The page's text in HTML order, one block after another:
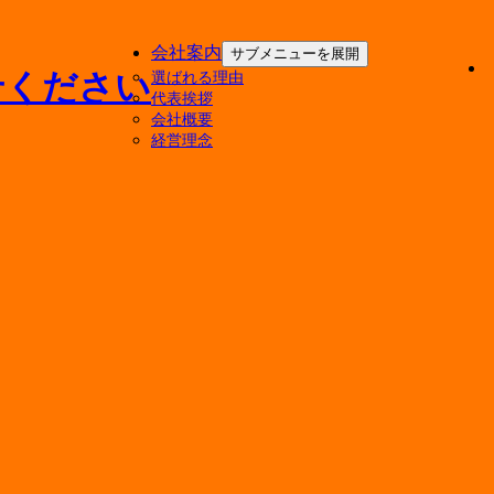
会社案内 サブメニューを展開
選ばれる理由
代表挨拶
会社概要
経営理念